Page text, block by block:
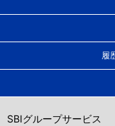
履
SBIグループサービス